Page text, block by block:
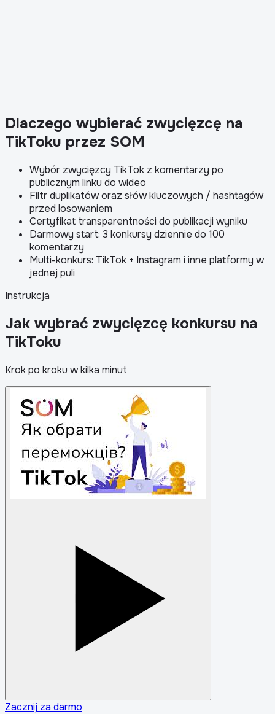
Dlaczego wybierać zwycięzcę na
TikToku przez SOM
Wybór zwycięzcy TikTok z komentarzy po
publicznym linku do wideo
Filtr duplikatów oraz słów kluczowych / hashtagów
przed losowaniem
Certyfikat transparentności do publikacji wyniku
Darmowy start: 3 konkursy dziennie do 100
komentarzy
Multi-konkurs: TikTok + Instagram i inne platformy w
jednej puli
Instrukcja
Jak wybrać zwycięzcę konkursu na
TikToku
Krok po kroku w kilka minut
Zacznij za darmo